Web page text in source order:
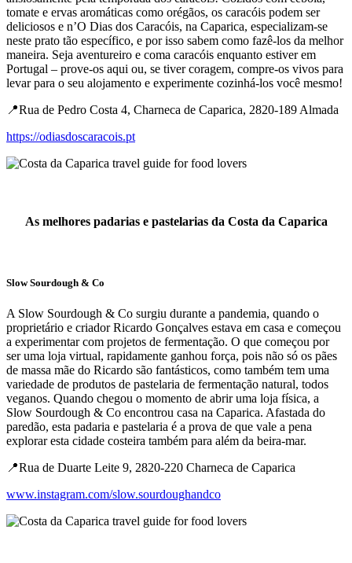
tomate e ervas aromáticas como orégãos, os caracóis podem ser
deliciosos e n’O Dias dos Caracóis, na Caparica, especializam-se
neste prato tão específico, e por isso sabem como fazê-los da melhor
maneira. Seja aventureiro e coma caracóis enquanto estiver em
Portugal – prove-os aqui ou, se tiver coragem, compre-os vivos para
levar para o seu alojamento e experimente cozinhá-los você mesmo!
📍Rua de Pedro Costa 4, Charneca de Caparica, 2820-189 Almada
https://odiasdoscaracois.pt
As melhores padarias e pastelarias da Costa da Caparica
Slow Sourdough & Co
A Slow Sourdough & Co surgiu durante a pandemia, quando o
proprietário e criador Ricardo Gonçalves estava em casa e começou
a experimentar com projetos de fermentação. O que começou por
ser uma loja virtual, rapidamente ganhou força, pois não só os pães
de massa mãe do Ricardo são fantásticos, como também tem uma
variedade de produtos de pastelaria de fermentação natural, todos
veganos. Quando chegou o momento de abrir uma loja física, a
Slow Sourdough & Co encontrou casa na Caparica. Afastada do
paredão, esta padaria e pastelaria é a prova de que vale a pena
explorar esta cidade costeira também para além da beira-mar.
📍Rua de Duarte Leite 9, 2820-220 Charneca de Caparica
www.instagram.com/slow.sourdoughandco